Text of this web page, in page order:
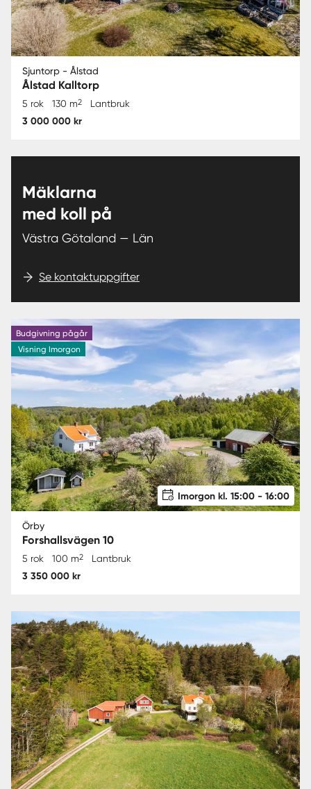
Sjuntorp - Ålstad
Ålstad Kalltorp
5 rok 130 m2 Lantbruk
3 000 000 kr
Mäklarna
med koll på
Västra Götaland — Län
Se kontaktuppgifter
Budgivning pågår
Visning Imorgon
Imorgon kl. 15:00 - 16:00
Örby
Forshallsvägen 10
5 rok 100 m2 Lantbruk
3 350 000 kr